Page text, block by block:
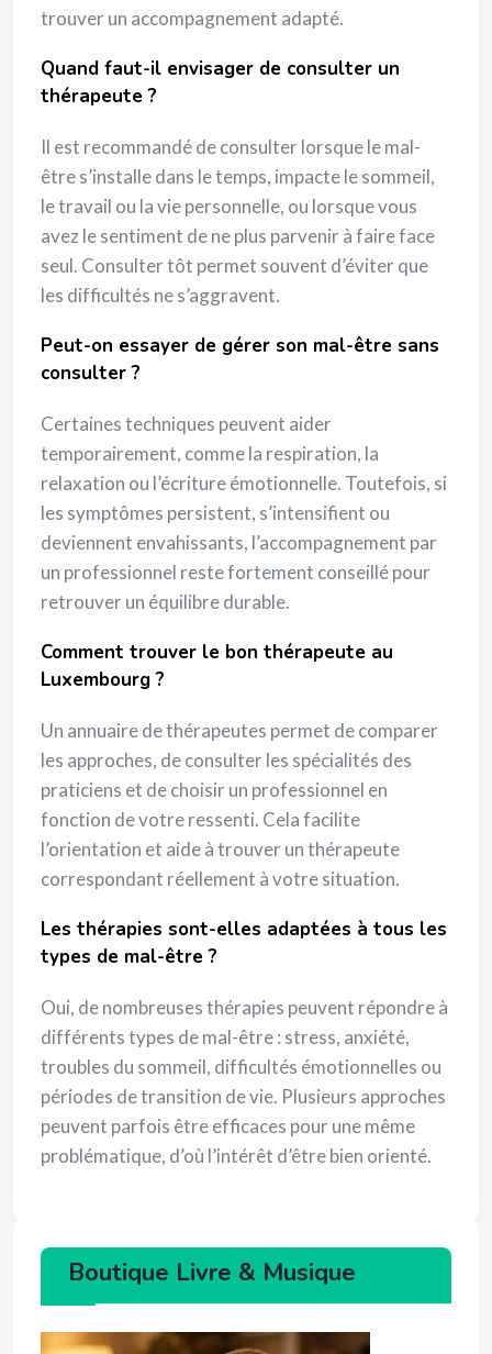
trouver un accompagnement adapté.
Quand faut-il envisager de consulter un
thérapeute ?
Il est recommandé de consulter lorsque le mal-
être s’installe dans le temps, impacte le sommeil,
le travail ou la vie personnelle, ou lorsque vous
avez le sentiment de ne plus parvenir à faire face
seul. Consulter tôt permet souvent d’éviter que
les difficultés ne s’aggravent.
Peut-on essayer de gérer son mal-être sans
consulter ?
Certaines techniques peuvent aider
temporairement, comme la respiration, la
relaxation ou l’écriture émotionnelle. Toutefois, si
les symptômes persistent, s’intensifient ou
deviennent envahissants, l’accompagnement par
un professionnel reste fortement conseillé pour
retrouver un équilibre durable.
Comment trouver le bon thérapeute au
Luxembourg ?
Un annuaire de thérapeutes permet de comparer
les approches, de consulter les spécialités des
praticiens et de choisir un professionnel en
fonction de votre ressenti. Cela facilite
l’orientation et aide à trouver un thérapeute
correspondant réellement à votre situation.
Les thérapies sont-elles adaptées à tous les
types de mal-être ?
Oui, de nombreuses thérapies peuvent répondre à
différents types de mal-être : stress, anxiété,
troubles du sommeil, difficultés émotionnelles ou
périodes de transition de vie. Plusieurs approches
peuvent parfois être efficaces pour une même
problématique, d’où l’intérêt d’être bien orienté.
Boutique Livre & Musique